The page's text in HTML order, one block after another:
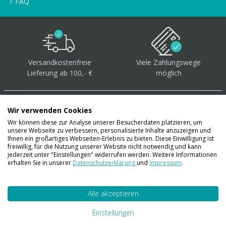
Versandkostenfreie
Lieferung ab 100,- €
Viele Zahlungswege
möglich
Über 40.000 Artikel auf
Lager
Wir verwenden Cookies
Wir können diese zur Analyse unserer Besucherdaten platzieren, um
unsere Webseite zu verbessern, personalisierte Inhalte anzuzeigen und
Ihnen ein großartiges Webseiten-Erlebnis zu bieten. Diese Einwilligung ist
freiwillig, für die Nutzung unserer Website nicht notwendig und kann
jederzeit unter "Einstellungen" widerrufen werden. Weitere Informationen
erhalten Sie in unserer Datenschutzerklärungund Impressum.
Alle akzeptieren
Einstellungen